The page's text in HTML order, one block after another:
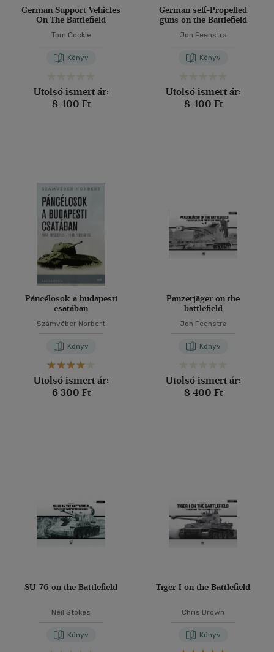
German Support Vehicles
On The Battlefield
Tom Cockle
Könyv
Utolsó ismert ár:
8 400 Ft
German self-Propelled
guns on the Battlefield
Jon Feenstra
Könyv
Utolsó ismert ár:
8 400 Ft
Páncélosok a budapesti
csatában
Számvéber Norbert
Könyv
Utolsó ismert ár:
6 300 Ft
Panzerjäger on the
battlefield
Jon Feenstra
Könyv
Utolsó ismert ár:
8 400 Ft
SU-76 on the Battlefield
Neil Stokes
Könyv
Tiger I on the Battlefield
Chris Brown
Könyv